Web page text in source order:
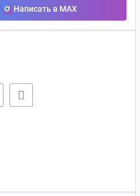
Написать в MAX